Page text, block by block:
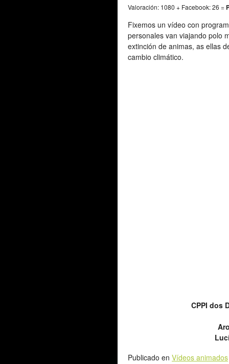
Valoración: 1080 + Facebook: 26 =
Fixemos un vídeo con
personales van viajando polo
extinción de animas, as ellas
cambio climático.
CPPI dos
Publicado en Vídeos animados